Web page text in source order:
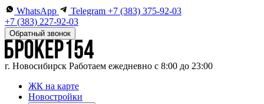
WhatsApp Telegram +7 (383) 375-92-03
+7 (383) 227-92-03
Обратный звонок
г. Новосибирск Работаем ежедневно с 8:00 до 23:00
ЖК на карте
Новостройки